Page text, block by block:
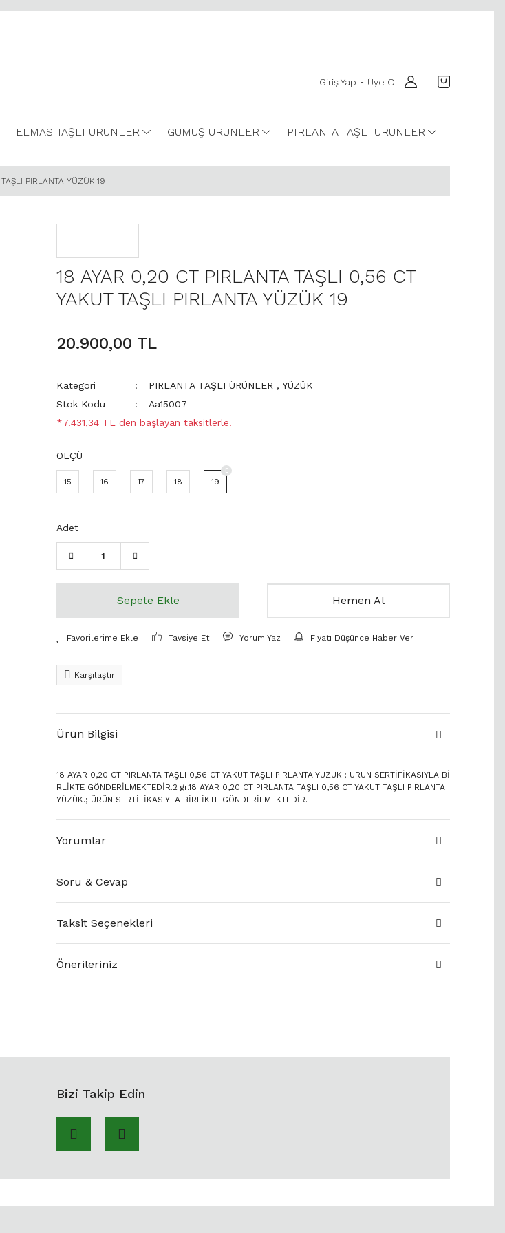
Giriş Yap - Üye Ol
ELMAS TAŞLI ÜRÜNLER GÜMÜŞ ÜRÜNLER PIRLANTA TAŞLI ÜRÜNLER
PIRLANTA YÜZÜK 19
18 AYAR 0,20 CT PIRLANTA TAŞLI 0,56 CT
YAKUT TAŞLI PIRLANTA YÜZÜK 19
20.900,00 TL
Kategori PIRLANTA TAŞLI ÜRÜNLER ,YÜZÜK
Stok Kodu
Aa15007
*7.431,34 TL den başlayan taksitlerle!
ÖLÇÜ
15 16 17 18 19
Adet
Sepete Ekle Hemen Al
Tavsiye Et Yorum Yaz Fiyatı Düşünce Haber Ver
Karşılaştır
Ürün Bilgisi
18 AYAR 0,20 CT PIRLANTA TAŞLI 0,56 CT YAKUT TAŞLI PIRLANTA YÜZÜK.; ÜRÜN SERTİFİKASIYLA Bİ
RLİKTE GÖNDERİLMEKTEDİR.2 gr.18 AYAR 0,20 CT PIRLANTA TAŞLI 0,56 CT YAKUT TAŞLI PIRLANTA
YÜZÜK.; ÜRÜN SERTİFİKASIYLA BİRLİKTE GÖNDERİLMEKTEDİR.
Yorumlar
Soru & Cevap
Taksit Seçenekleri
Önerileriniz
Bizi Takip Edin